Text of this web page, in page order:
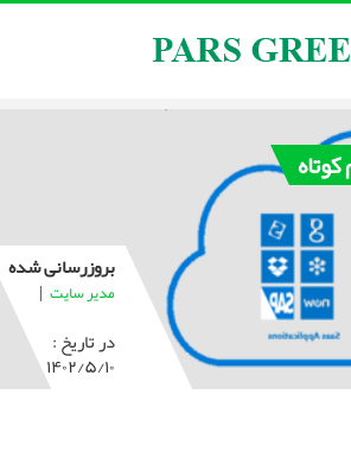
بروزرسانی شده
مدیر سایت |
در تاریخ :
۱۴۰۲/۵/۱۰